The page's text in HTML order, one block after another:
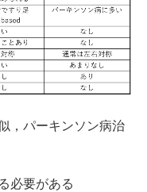
，パーキンソン病治
必要がある